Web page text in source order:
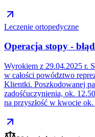
Leczenie ortopedyczne
Operacja stopy -
Wyrokiem z 29.04.2025 r.
w całości powództwo
Klientki. Poszkodowanej
zadośćuczynienia, ok.
na przyszłość w kwocie ok.